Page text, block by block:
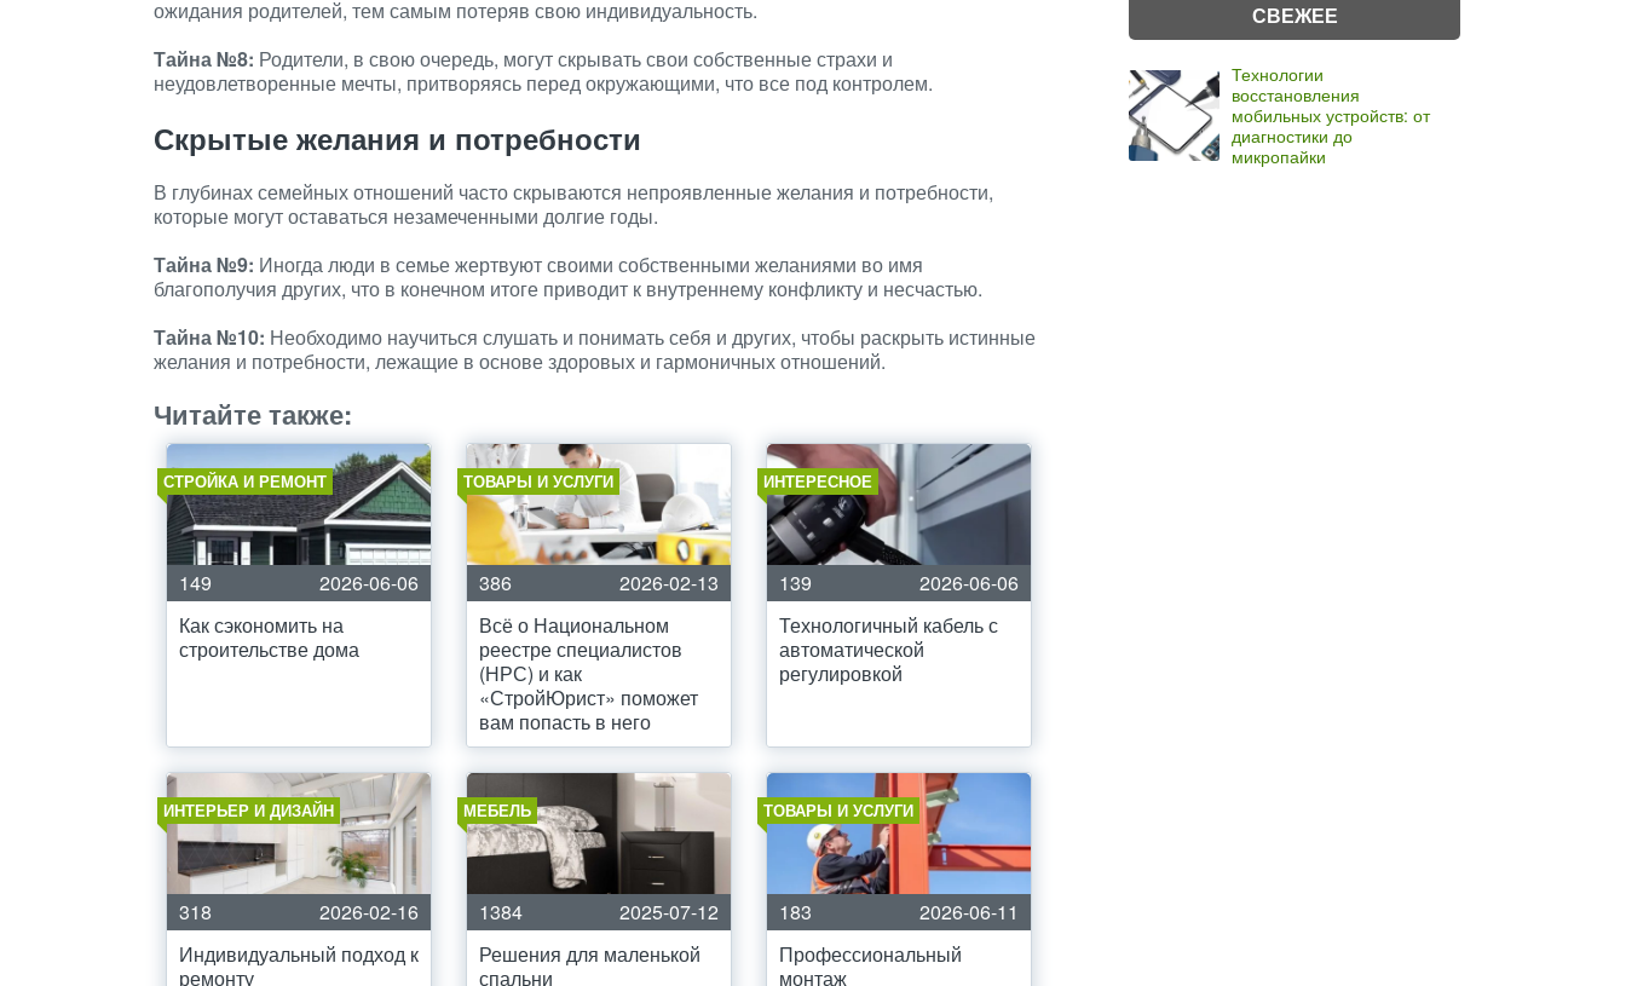
ожидания родителей, тем самым потеряв свою индивидуальность.
Тайна №8: Родители, в свою очередь, могут скрывать свои собственные страхи и
неудовлетворенные мечты, притворяясь перед окружающими, что все под контролем.
Скрытые желания и потребности
В глубинах семейных отношений часто скрываются непроявленные желания и потребности,
которые могут оставаться незамеченными долгие годы.
Тайна №9: Иногда люди в семье жертвуют своими собственными желаниями во имя
благополучия других, что в конечном итоге приводит к внутреннему конфликту и несчастью.
Тайна №10: Необходимо научиться слушать и понимать себя и других, чтобы раскрыть истинные
желания и потребности, лежащие в основе здоровых и гармоничных отношений.
Читайте также:
СТРОЙКА И РЕМОНТ
149
2026-06-06
Как сэкономить на
строительстве дома
ТОВАРЫ И УСЛУГИ
386
2026-02-13
Всё о Национальном
реестре специалистов
(НРС) и как
«СтройЮрист» поможет
вам попасть в него
ИНТЕРЕСНОЕ
139
2026-06-06
Технологичный кабель с
автоматической
регулировкой
ИНТЕРЬЕР И ДИЗАЙН
318
2026-02-16
Индивидуальный подход к
ремонту
МЕБЕЛЬ
1384
2025-07-12
Решения для маленькой
спальни
ТОВАРЫ И УСЛУГИ
183
2026-06-11
Профессиональный
монтаж
СВЕЖЕЕ
Технологии
восстановления
мобильных устройств: от
диагностики до
микропайки